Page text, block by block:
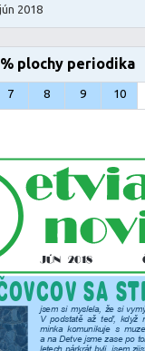
jún 2018
plochy periodika
7 8 9 10